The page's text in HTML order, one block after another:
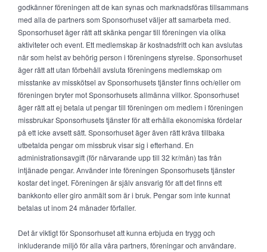
godkänner föreningen att de kan synas och marknadsföras tillsammans
med alla de partners som Sponsorhuset väljer att samarbeta med.
Sponsorhuset äger rätt att skänka pengar till föreningen via olika
aktiviteter och event. Ett medlemskap är kostnadsfritt och kan avslutas
när som helst av behörig person i föreningens styrelse. Sponsorhuset
äger rätt att utan förbehåll avsluta föreningens medlemskap om
misstanke av misskötsel av Sponsorhusets tjänster finns och/eller om
föreningen bryter mot Sponsorhusets allmänna villkor. Sponsorhuset
äger rätt att ej betala ut pengar till föreningen om medlem i föreningen
missbrukar Sponsorhusets tjänster för att erhålla ekonomiska fördelar
på ett icke avsett sätt. Sponsorhuset äger även rätt kräva tillbaka
utbetalda pengar om missbruk visar sig i efterhand. En
administrationsavgift (för närvarande upp till 32 kr/mån) tas från
intjänade pengar. Använder inte föreningen Sponsorhusets tjänster
kostar det inget. Föreningen är själv ansvarig för att det finns ett
bankkonto eller giro anmält som är i bruk. Pengar som inte kunnat
betalas ut inom 24 månader förfaller.
Det är viktigt för Sponsorhuset att kunna erbjuda en trygg och
inkluderande miljö för alla våra partners, föreningar och användare.